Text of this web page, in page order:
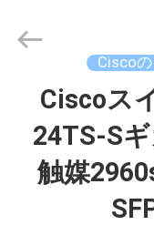
LonRise
Equipment
Cisco
Ciscoス
24TS-S
触媒